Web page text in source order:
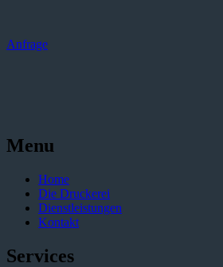
Anfrage
Menu
Home
Die Druckerei
Dienstleistungen
Kontakt
Services